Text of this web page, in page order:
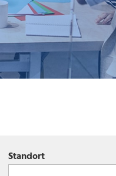
Standort